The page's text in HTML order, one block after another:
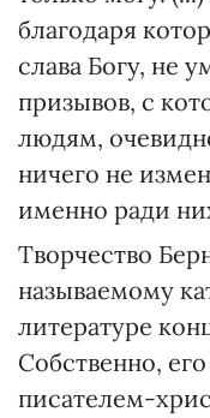
благодаря
слава Богу, не
призывов, с
людям,
ничего не
именно ради
Творчество
называемому
литературе
Собственно,
писателем-